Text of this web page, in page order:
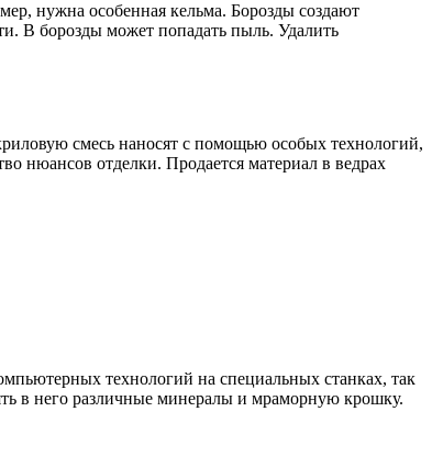
нужна особенная кельма. Борозды создают
В борозды может попадать пыль. Удалить
смесь наносят с помощью особых технологий,
нюансов отделки. Продается материал в ведрах
технологий на специальных станках, так
в него различные минералы и мраморную крошку.